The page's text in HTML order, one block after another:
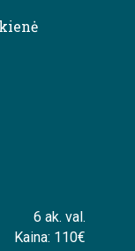
6 ak. val.
Kaina: 110€